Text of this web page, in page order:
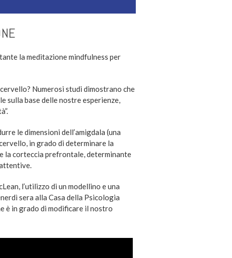
la meditazione mindfulness per
Numerosi studi dimostrano che
sulla base delle nostre esperienze,
le dimensioni dell’amigdala (una
in grado di determinare la
la corteccia prefrontale, determinante
l’utilizzo di un modellino e una
sera alla Casa della Psicologia
è in grado di modificare il nostro